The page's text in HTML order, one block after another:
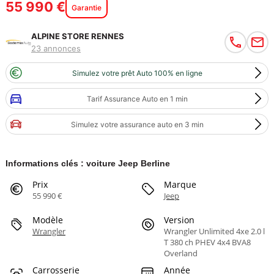
55 990 € Garantie
ALPINE STORE RENNES
23 annonces
Simulez votre prêt Auto 100% en ligne
Tarif Assurance Auto en 1 min
Simulez votre assurance auto en 3 min
Informations clés : voiture Jeep Berline
Prix
55 990 €
Marque
Jeep
Modèle
Wrangler
Version
Wrangler Unlimited 4xe 2.0 l
T 380 ch PHEV 4x4 BVA8
Overland
Carrosserie Année